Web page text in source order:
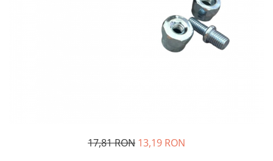
Cantare electronice comerciale
17,81 RON 13,19 RON